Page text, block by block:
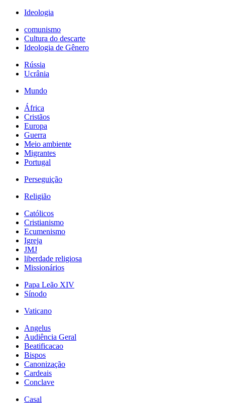
Ideologia
comunismo
Cultura do descarte
Ideologia de Gênero
Rússia
Ucrânia
Mundo
África
Cristãos
Europa
Guerra
Meio ambiente
Migrantes
Portugal
Perseguição
Religião
Católicos
Cristianismo
Ecumenismo
Igreja
JMJ
liberdade religiosa
Missionários
Papa Leão XIV
Sínodo
Vaticano
Angelus
Audiência Geral
Beatificacao
Bispos
Canonização
Cardeais
Conclave
Casal